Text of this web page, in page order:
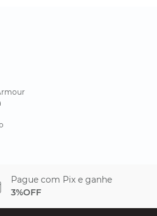
Pague com Pix e ganhe
3%OFF